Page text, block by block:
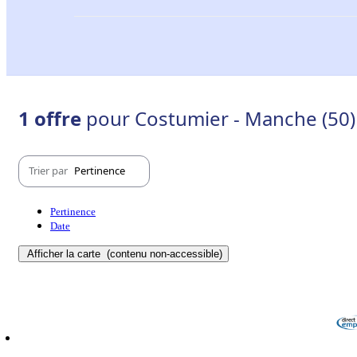
1 offre pour Costumier - Manche (50)
Trier par Pertinence
Pertinence
Date
Afficher la carte (contenu non-accessible)